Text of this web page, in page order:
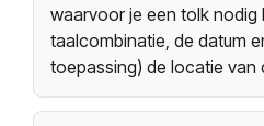
waarvoor je een tolk nodig
taalcombinatie, de datum
toepassing) de locatie van